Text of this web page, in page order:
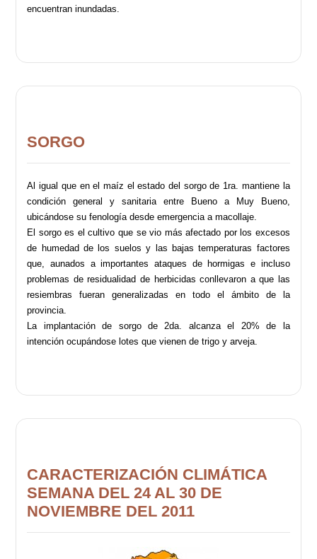
encuentran inundadas.
SORGO
Al igual que en el maíz el estado del sorgo de 1ra. mantiene la
condición general y sanitaria entre Bueno a Muy Bueno,
ubicándose su fenología desde emergencia a macollaje.
El sorgo es el cultivo que se vio más afectado por los excesos
de humedad de los suelos y las bajas temperaturas factores
que, aunados a importantes ataques de hormigas e incluso
problemas de residualidad de herbicidas conllevaron a que las
resiembras fueran generalizadas en todo el ámbito de la
provincia.
La implantación de sorgo de 2da. alcanza el 20% de la
intención ocupándose lotes que vienen de trigo y arveja.
CARACTERIZACIÓN CLIMÁTICA
SEMANA DEL 24 AL 30 DE
NOVIEMBRE DEL 2011